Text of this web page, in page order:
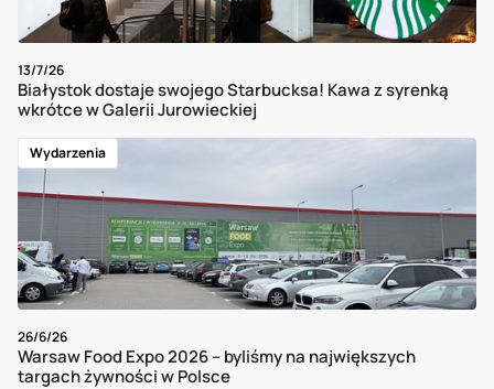
13/7/26
Białystok dostaje swojego Starbucksa! Kawa z syrenką
wkrótce w Galerii Jurowieckiej
Wydarzenia
26/6/26
Warsaw Food Expo 2026 – byliśmy na największych
targach żywności w Polsce